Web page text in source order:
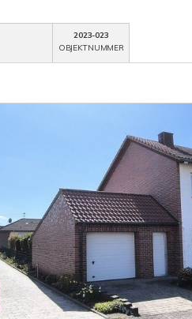
2023-023
OBJEKTNUMMER